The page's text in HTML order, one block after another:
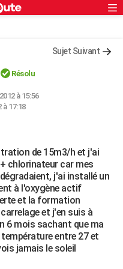
Sujet Suivant
Résolu
à 15:56
à 17:18
de 15m3/h et j'ai
chlorinateur car mes
j'ai installé un
à l'oxygène actif
et la formation
et j'en suis à
6 mois sachant que ma
entre 27 et
jamais le soleil